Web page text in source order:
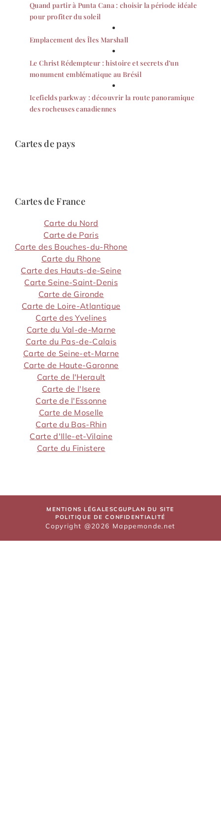
Quand partir à Punta Cana : choisir la période idéale
pour profiter du soleil
Emplacement des Îles Marshall
Le Christ Rédempteur : histoire et secrets d’un
monument emblématique au Brésil
Icefields parkway : découvrir la route panoramique
des rocheuses canadiennes
Cartes de pays
Cartes de France
Carte du Nord
Carte de Paris
Carte des Bouches-du-Rhone
Carte du Rhone
Carte des Hauts-de-Seine
Carte Seine-Saint-Denis
Carte de Gironde
Carte de Loire-Atlantique
Carte des Yvelines
Carte du Val-de-Marne
Carte du Pas-de-Calais
Carte de Seine-et-Marne
Carte de Haute-Garonne
Carte de l'Herault
Carte de l'Isere
Carte de l'Essonne
Carte de Moselle
Carte du Bas-Rhin
Carte d'Ille-et-Vilaine
Carte du Finistere
MENTIONS LÉGALESCGU PLAN DU SITE
POLITIQUE DE CONFIDENTIALITÉ
Copyright @2026 Mappemonde.net